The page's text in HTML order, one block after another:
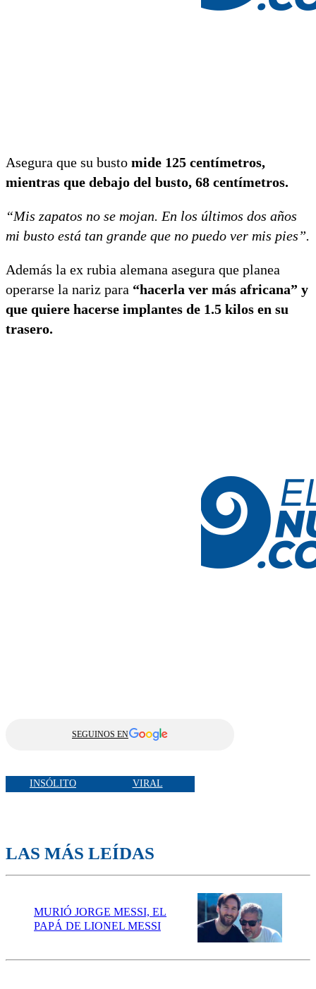
Asegura que su busto mide 125 centímetros,
mientras que debajo del busto, 68 centímetros.
“Mis zapatos no se mojan. En los últimos dos años
mi busto está tan grande que no puedo ver mis pies”.
Además la ex rubia alemana asegura que planea
operarse la nariz para “hacerla ver más africana” y
que quiere hacerse implantes de 1.5 kilos en su
trasero.
SEGUINOS EN
INSÓLITO VIRAL
LAS MÁS LEÍDAS
MURIÓ JORGE MESSI, EL
PAPÁ DE LIONEL MESSI